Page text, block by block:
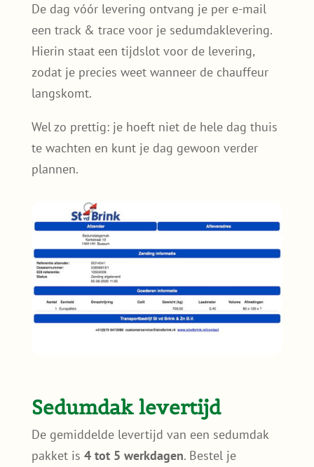
De dag vóór levering ontvang je per e-mail
een track & trace voor je sedumdaklevering.
Hierin staat een tijdslot voor de levering,
zodat je precies weet wanneer de chauffeur
langskomt.
Wel zo prettig: je hoeft niet de hele dag thuis
te wachten en kunt je dag gewoon verder
plannen.
Sedumdak levertijd
De gemiddelde levertijd van een sedumdak
pakket is 4 tot 5 werkdagen. Bestel je